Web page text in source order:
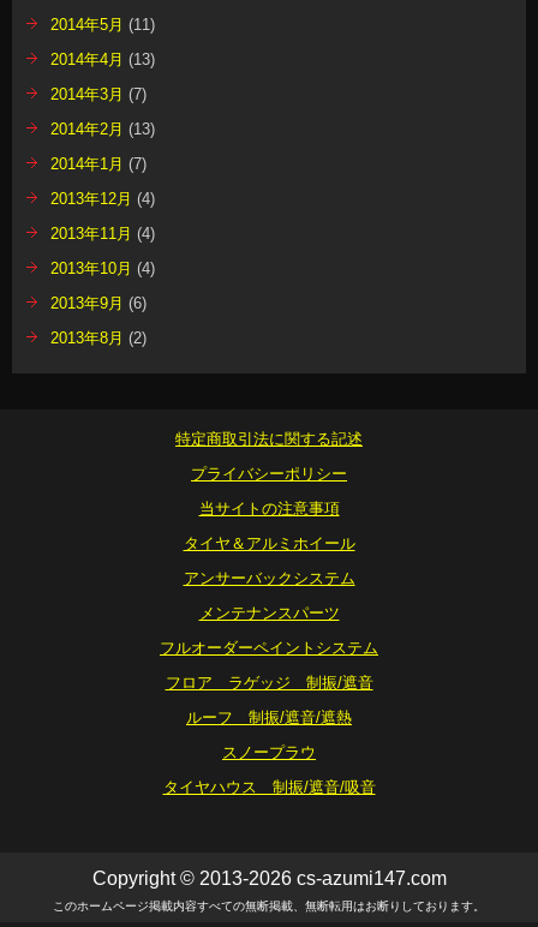
2014年5月 (11)
2014年4月 (13)
2014年3月 (7)
2014年2月 (13)
2014年1月 (7)
2013年12月 (4)
2013年11月 (4)
2013年10月 (4)
2013年9月 (6)
2013年8月 (2)
特定商取引法に関する記述
プライバシーポリシー
当サイトの注意事項
タイヤ＆アルミホイール
アンサーバックシステム
メンテナンスパーツ
フルオーダーペイントシステム
フロア ラゲッジ 制振/遮音
ルーフ 制振/遮音/遮熱
スノープラウ
タイヤハウス 制振/遮音/吸音
Copyright © 2013-2026 cs-azumi147.com
このホームページ掲載内容すべての無断掲載、無断転用はお断りしております。